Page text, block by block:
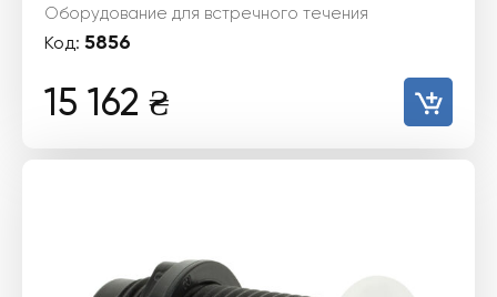
Оборудование для встречного течения
Код: 5856
15 162 ₴